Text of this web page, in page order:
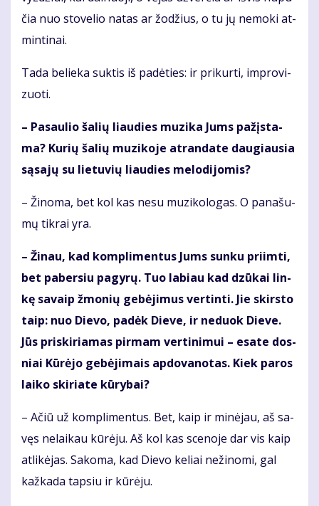
čia nuo sto­ve­lio na­tas ar žo­džius, o tu jų ne­mo­ki at­
min­ti­nai.
Ta­da be­lie­ka suk­tis iš pa­dė­ties: ir pri­kur­ti, im­pro­vi­
zuo­ti.
– Pa­sau­lio ša­lių liau­dies mu­zi­ka Jums pa­žįs­ta­
ma? Ku­rių ša­lių mu­zi­ko­je at­ran­da­te dau­giau­sia
są­sa­jų su lie­tu­vių liau­dies me­lo­di­jo­mis?
– Ži­no­ma, bet kol kas ne­su mu­zi­ko­lo­gas. O pa­na­šu­
mų tik­rai yra.
– Ži­nau, kad kom­pli­men­tus Jums sun­ku pri­im­ti,
bet pa­ber­siu pa­gy­rų. Tuo la­biau kad dzū­kai lin­
kę sa­vaip žmo­nių ge­bė­ji­mus ver­tin­ti. Jie skirs­to
taip: nuo Die­vo, pa­dėk Die­ve, ir ne­duok Die­ve.
Jūs pri­ski­ria­mas pir­mam ver­ti­ni­mui – esa­te dos­
niai Kū­rė­jo ge­bė­ji­mais ap­do­va­no­tas. Kiek pa­ros
lai­ko ski­ria­te kū­ry­bai?
– Ačiū už kom­pli­men­tus. Bet, kaip ir mi­nė­jau, aš sa­
vęs ne­lai­kau kū­rė­ju. Aš kol kas sce­no­je dar vis kaip
at­li­kė­jas. Sa­ko­ma, kad Die­vo ke­liai ne­ži­no­mi, gal
kaž­ka­da tap­siu ir kū­rė­ju.